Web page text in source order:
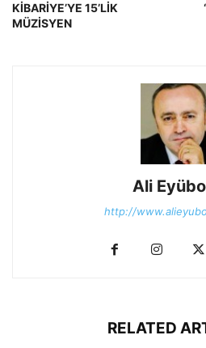
KİBARİYE’YE 15’LİK
MÜZİSYEN
Ali
http://
RELATED